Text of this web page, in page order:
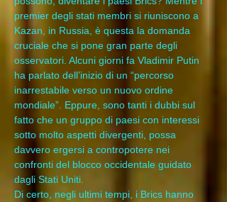
premier degli stati membri si riuniscono a
Kazan, in Russia, è questa la domanda
cruciale che si pone gran parte degli
osservatori. Alcuni giorni fa Vladimir Putin
ha parlato dell’inizio di un “percorso
inarrestabile verso un nuovo ordine
mondiale”. Eppure, sono tanti i dubbi sul
fatto che un gruppo di paesi con interessi
sotto molto aspetti divergenti, possa
davvero ergersi a contropotere nei
confronti del blocco occidentale guidato
dagli Stati Uniti.
Di certo, negli ultimi tempi, i Brics hanno